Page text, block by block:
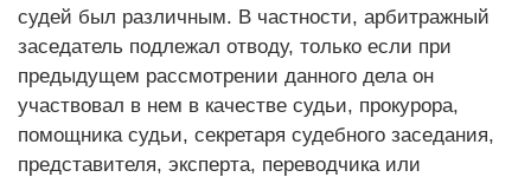
судей был различным. В частности, арбитражный
заседатель подлежал отводу, только если при
предыдущем рассмотрении данного дела он
участвовал в нем в качестве судьи, прокурора,
помощника судьи, секретаря судебного заседания,
представителя, эксперта, переводчика или